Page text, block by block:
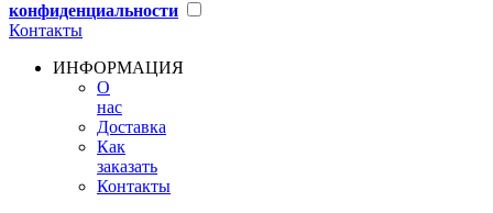
конфиденциальности
Контакты
ИНФОРМАЦИЯ
О
нас
Доставка
Как
заказать
Контакты